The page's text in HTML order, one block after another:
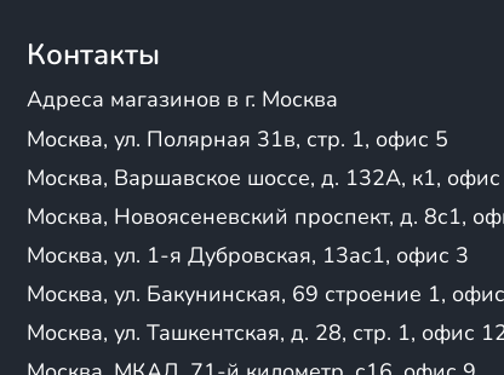
Regulmoto
RM(Русская механика)
RMoto
Rockot
RRF
RZMoto
Segway
Shark
SSSR
Stalker
Stels
утилитарные
безопасность
детские
Сначала
гонок, обратите
надежное средство
Контакты
Адреса магазинов в г. Москва
Москва, ул. Полярная 31в, стр. 1, офис 5
Москва, Варшавское шоссе, д. 132А, к1,
Москва, Новоясеневский проспект, д. 8с1,
Москва, ул. 1-я Дубровская, 13ас1, офис 3
Москва, ул. Бакунинская, 69 строение 1,
Москва, ул. Ташкентская, д. 28, стр. 1, офис